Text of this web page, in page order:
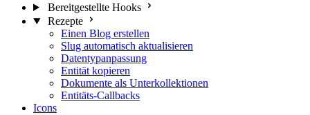
Bereitgestellte Hooks
Rezepte
Einen Blog erstellen
Slug automatisch aktualisieren
Datentypanpassung
Entität kopieren
Dokumente als Unterkollektionen
Entitäts-Callbacks
Icons